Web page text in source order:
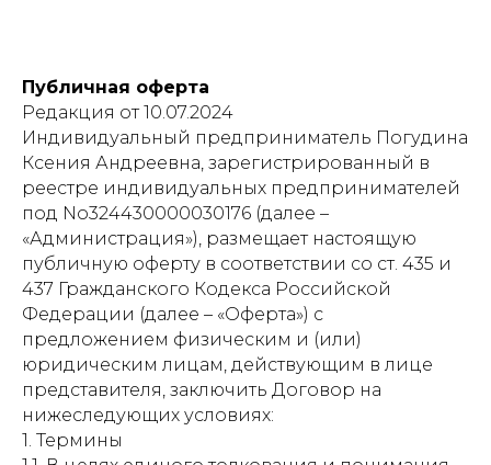
Публичная оферта
Редакция от 10.07.2024
Индивидуальный предприниматель Погудина
Ксения Андреевна, зарегистрированный в
реестре индивидуальных предпринимателей
под No324430000030176 (далее –
«Администрация»), размещает настоящую
публичную оферту в соответствии со ст. 435 и
437 Гражданского Кодекса Российской
Федерации (далее – «Оферта») с
предложением физическим и (или)
юридическим лицам, действующим в лице
представителя, заключить Договор на
нижеследующих условиях:
1. Термины